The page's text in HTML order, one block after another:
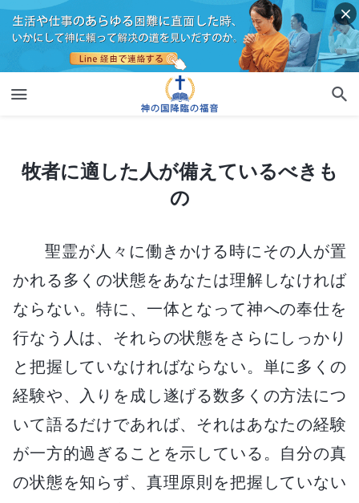
牧者に適した人が備えているべきもの
牧者に適した人が備えているべきも
の
聖霊が人々に働きかける時にその人が置
かれる多くの状態をあなたは理解しなければ
ならない。特に、一体となって神への奉仕を
行なう人は、それらの状態をさらにしっかり
と把握していなければならない。単に多くの
経験や、入りを成し遂げる数多くの方法につ
いて語るだけであれば、それはあなたの経験
が一方的過ぎることを示している。自分の真
の状態を知らず、真理原則を把握していない